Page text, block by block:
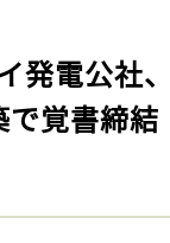
発電公社
で覚書締結